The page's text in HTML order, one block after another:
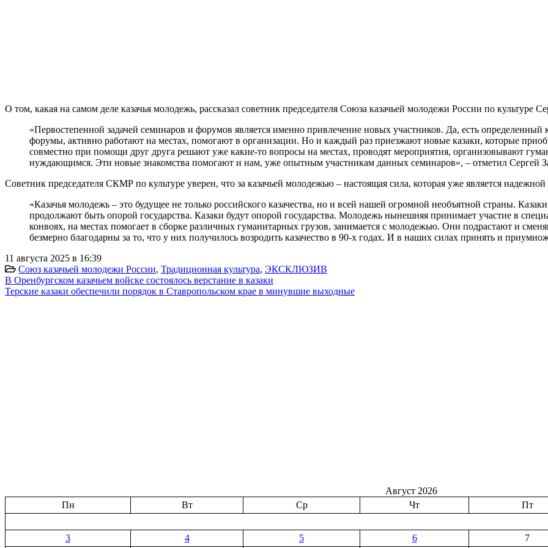
О том, какая на самом деле казачья молодежь, рассказал советник председателя Союза казачьей молодежи России по культуре
«Первостепенной задачей семинаров и форумов является именно привлечение новых участников. Да, есть определенный
форумы, активно работают на местах, помогают в организации. Но и каждый раз приезжают новые казаки, которые
совместно при помощи друг друга решают уже какие-то вопросы на местах, проводят мероприятия, организовывают
нуждающимся. Эти новые знакомства помогают и нам, уже опытным участникам данных семинаров», – отметил Сергей
Советник председателя СКМР по культуре уверен, что за казачьей молодежью – настоящая сила, которая уже является надежной
«Казачья молодежь – это будущее не только российского казачества, но и всей нашей огромной необъятной страны.
продолжают быть опорой государства. Казаки будут опорой государства. Молодежь нынешняя принимает участие в
конвоях, на местах помогает в сборке различных гуманитарных грузов, занимается с молодежью. Они подрастают и
безмерно благодарны за то, что у них получилось возродить казачество в 90-х годах. И в наших силах принять и
11 августа 2025 в 16:39
Союз казачьей молодежи России, Традиционная культура, ЭКСКЛЮЗИВ
В Оренбургском казачьем войске состоялось верстание в казаки
Терские казаки обеспечили порядок в Ставропольском крае в минувшие выходные
Август 2026
Пн
Вт Ср Чт Пт
3
4 5 6 7